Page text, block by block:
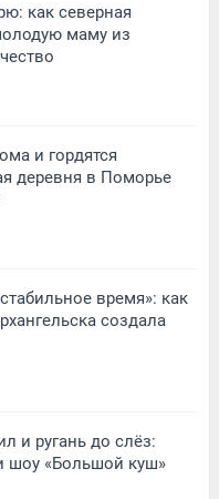
как северная
маму из
и гордятся
деревня в Поморье
время»: как
создала
и ругань до слёз:
шоу «Большой куш»